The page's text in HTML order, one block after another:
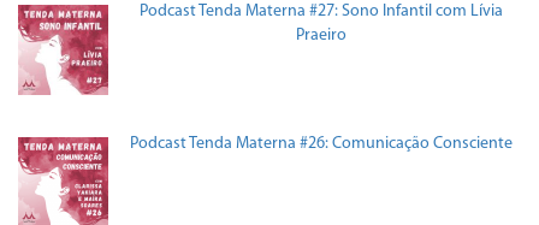
Podcast Tenda Materna #27: Sono Infantil com Lívia
Praeiro
Podcast Tenda Materna #26: Comunicação Consciente